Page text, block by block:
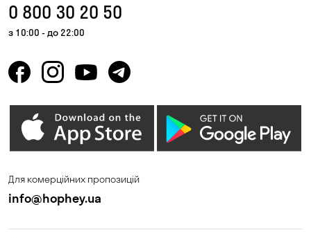
0 800 30 20 50
з 10:00 - до 22:00
Для комерційних пропозицій
info@hophey.ua